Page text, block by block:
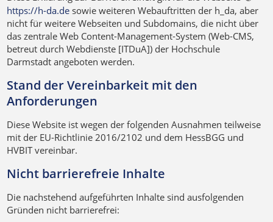
https://h-da.de sowie weiteren Webauftritten der h_da, aber
nicht für weitere Webseiten und Subdomains, die nicht über
das zentrale Web Content-Management-System (Web-CMS,
betreut durch Webdienste [ITDuA]) der Hochschule
Darmstadt angeboten werden.
Stand der Vereinbarkeit mit den
Anforderungen
Diese Website ist wegen der folgenden Ausnahmen teilweise
mit der EU-Richtlinie 2016/2102 und dem HessBGG und
HVBIT vereinbar.
Nicht barrierefreie Inhalte
Die nachstehend aufgeführten Inhalte sind ausfolgenden
Gründen nicht barrierefrei: